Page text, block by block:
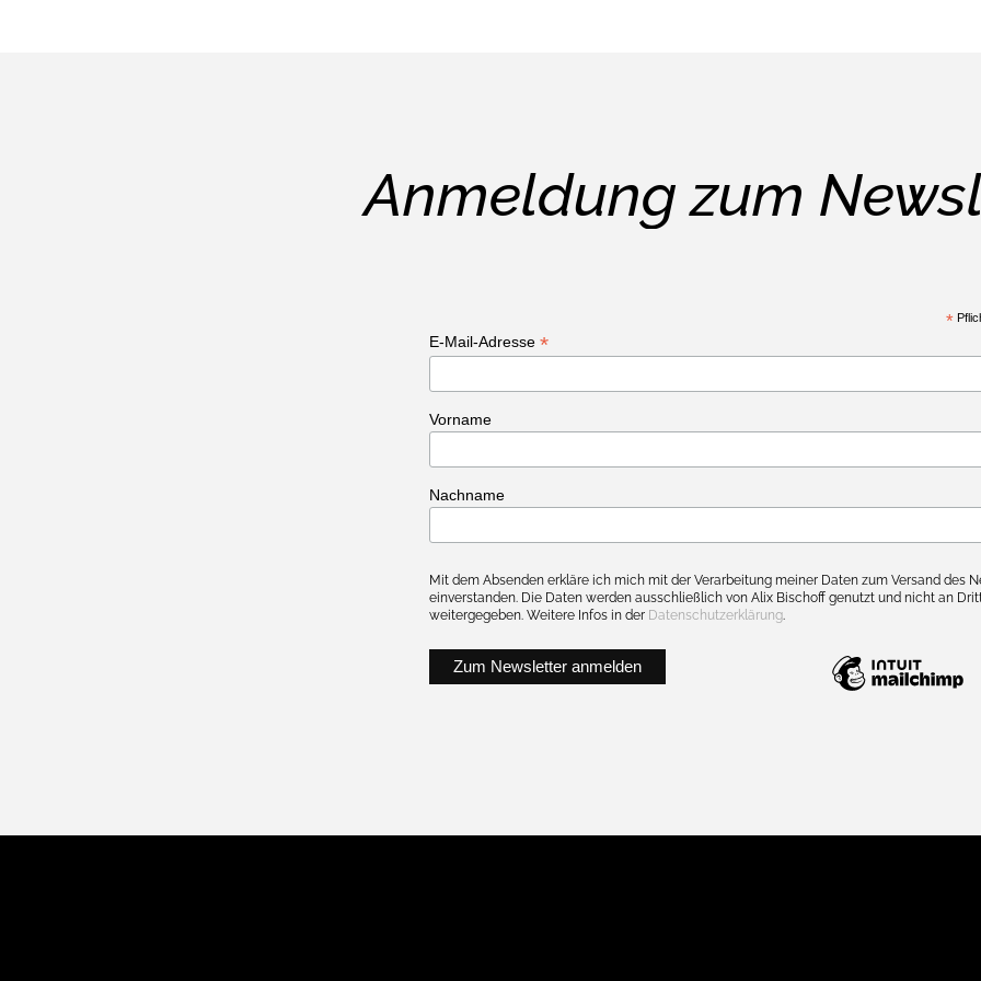
Anmeldung zum
*
E-Mail-Adresse *
Vorname
Nachname
Mit dem Absenden erkläre ich mich mit der Verarbeitung meiner Daten zum Versand des
einverstanden. Die Daten werden ausschließlich von Alix Bischoff genutzt und nicht an
weitergegeben. Weitere Infos in der Datenschutzerklärung.